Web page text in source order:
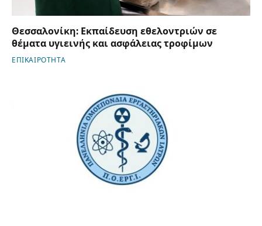
Θεσσαλονίκη: Εκπαίδευση εθελοντριών σε
θέματα υγιεινής και ασφάλειας τροφίμων
ΕΠΙΚΑΙΡΟΤΗΤΑ